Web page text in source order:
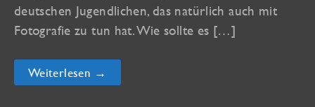
deutschen Jugendlichen, das natürlich auch mit
Fotografie zu tun hat. Wie sollte es […]
With
Your
Weiterlesen →